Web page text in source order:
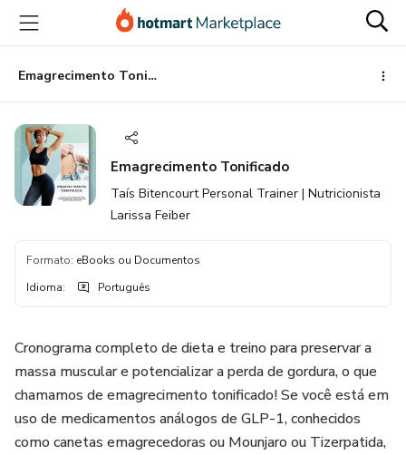
para
conteúdo
principal
para
pagamento
para
rodapé
Emagrecimento Tonificado
Emagrecimento Tonificado
Taís Bitencourt Personal Trainer | Nutricionista
Larissa Feiber
Formato: eBooks ou Documentos
Idioma: Português
Cronograma completo de dieta e treino para preservar a
massa muscular e potencializar a perda de gordura, o que
chamamos de emagrecimento tonificado! Se você está em
uso de medicamentos análogos de GLP-1, conhecidos
como canetas emagrecedoras ou Mounjaro ou Tizerpatida,